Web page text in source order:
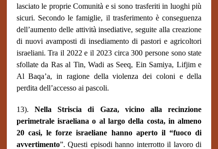
lasciato le proprie Comunità e si sono trasferiti in luoghi più
sicuri. Secondo le famiglie, il trasferimento è conseguenza
dell’aumento delle attività insediative, seguite alla creazione
di nuovi avamposti di insediamento di pastori e agricoltori
israeliani. Tra il 2022 e il 2023 circa 300 persone sono state
sfollate da Ras al Tin, Wadi as Seeq, Ein Samiya, Lifjim e
Al Baqa’a, in ragione della violenza dei coloni e della
perdita dell’accesso ai pascoli.
13). Nella Striscia di Gaza, vicino alla recinzione
perimetrale israeliana o al largo della costa, in almeno
20 casi, le forze israeliane hanno aperto il “fuoco di
avvertimento”. Questi episodi hanno interrotto il lavoro di